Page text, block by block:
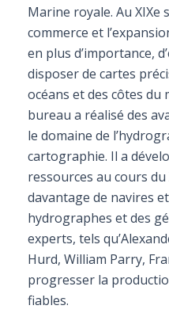
Marine royale. Au XIXe
commerce et
en plus d’importance,
disposer de cartes
océans et des côtes du
bureau a réalisé des
le domaine de
cartographie. Il a
ressources au cours
davantage de navires
hydrographes et des
experts, tels
Hurd, William Parry,
progresser la
fiables.